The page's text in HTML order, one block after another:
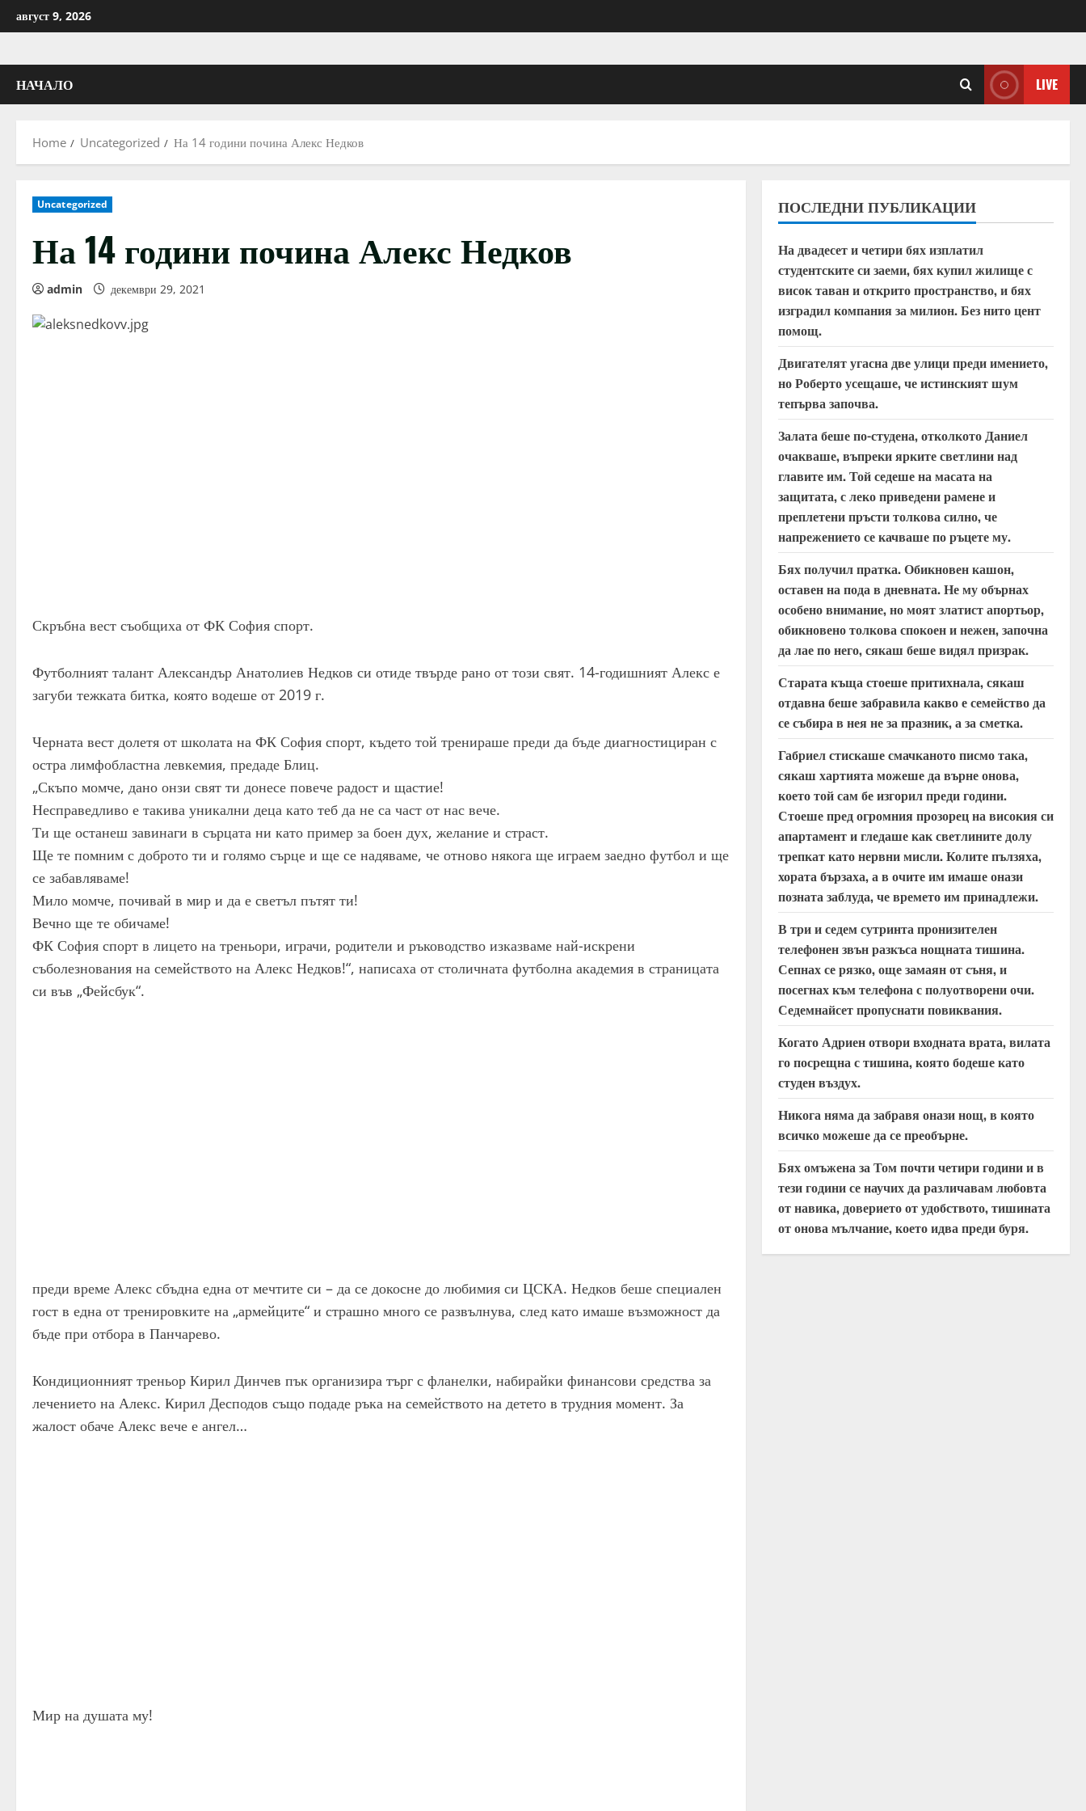
to
август 9, 2026
НАЧАЛО LIVE
Home Uncategorized На 14 години почина Алекс Недков
Uncategorized
На 14 години почина Алекс Недков
admin декември 29, 2021
Скръбна вест съобщиха от ФК София спорт.
Футболният талант Александър Анатолиев Недков си отиде твърде рано от този свят. 14-годишният Алекс е
загуби тежката битка, която водеше от 2019 г.
Черната вест долетя от школата на ФК София спорт, където той тренираше преди да бъде диагностициран с
остра лимфобластна левкемия, предаде Блиц.
„Скъпо момче, дано онзи свят ти донесе повече радост и щастие!
Несправедливо е такива уникални деца като теб да не са част от нас вече.
Ти ще останеш завинаги в сърцата ни като пример за боен дух, желание и страст.
Ще те помним с доброто ти и голямо сърце и ще се надяваме, че отново някога ще играем заедно футбол и ще
се забавляваме!
Мило момче, почивай в мир и да е светъл пътят ти!
Вечно ще те обичаме!
ФК София спорт в лицето на треньори, играчи, родители и ръководство изказваме най-искрени
съболезнования на семейството на Алекс Недков!“, написаха от столичната футболна академия в страницата
си във „Фейсбук“.
преди време Алекс сбъдна една от мечтите си – да се докосне до любимия си ЦСКА. Недков беше специален
гост в една от тренировките на „армейците“ и страшно много се развълнува, след като имаше възможност да
бъде при отбора в Панчарево.
Кондиционният треньор Кирил Динчев пък организира търг с фланелки, набирайки финансови средства за
лечението на Алекс. Кирил Десподов също подаде ръка на семейството на детето в трудния момент. За
жалост обаче Алекс вече е ангел…
Мир на душата му!
ПОСЛЕДНИ ПУБЛИКАЦИИ
На двадесет и четири бях изплатил
студентските си заеми, бях купил жилище с
висок таван и открито пространство, и бях
изградил компания за милион. Без нито цент
помощ.
Двигателят угасна две улици преди имението,
но Роберто усещаше, че истинският шум
тепърва започва.
Залата беше по-студена, отколкото Даниел
очакваше, въпреки ярките светлини над
главите им. Той седеше на масата на
защитата, с леко приведени рамене и
преплетени пръсти толкова силно, че
напрежението се качваше по ръцете му.
Бях получил пратка. Обикновен кашон,
оставен на пода в дневната. Не му обърнах
особено внимание, но моят златист апортьор,
обикновено толкова спокоен и нежен, започна
да лае по него, сякаш беше видял призрак.
Старата къща стоеше притихнала, сякаш
отдавна беше забравила какво е семейство да
се събира в нея не за празник, а за сметка.
Габриел стискаше смачканото писмо така,
сякаш хартията можеше да върне онова,
което той сам бе изгорил преди години.
Стоеше пред огромния прозорец на високия си
апартамент и гледаше как светлините долу
трепкат като нервни мисли. Колите пълзяха,
хората бързаха, а в очите им имаше онази
позната заблуда, че времето им принадлежи.
В три и седем сутринта пронизителен
телефонен звън разкъса нощната тишина.
Сепнах се рязко, още замаян от съня, и
посегнах към телефона с полуотворени очи.
Седемнайсет пропуснати повиквания.
Когато Адриен отвори входната врата, вилата
го посрещна с тишина, която бодеше като
студен въздух.
Никога няма да забравя онази нощ, в която
всичко можеше да се преобърне.
Бях омъжена за Том почти четири години и в
тези години се научих да различавам любовта
от навика, доверието от удобството, тишината
от онова мълчание, което идва преди буря.